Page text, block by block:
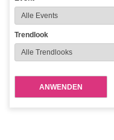
Trendlook
ANWENDEN